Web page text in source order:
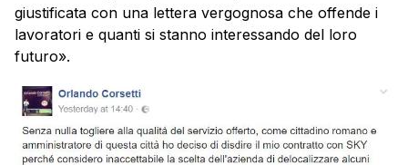
giustificata con una lettera vergognosa che offende i
lavoratori e quanti si stanno interessando del loro
futuro».